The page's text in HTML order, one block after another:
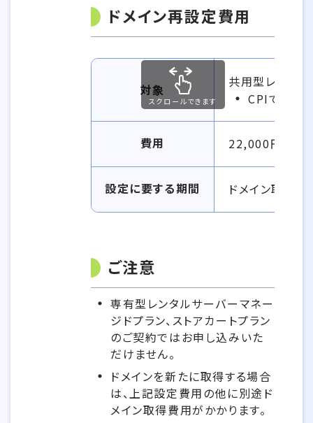
ドメイン再設定費用
対象
共用型レンタ
CPIで新規
費用 22,000円（税込
設定に要する期間 ドメイン取得
スクロールできます
ご注意
専有型レンタルサーバーマネー
ジドプラン、ストアカートプラン
のご契約ではお申し込みいた
だけません。
ドメインを新たに取得する場合
は、上記設定費用の他に別途ド
メイン取得費用がかかります。